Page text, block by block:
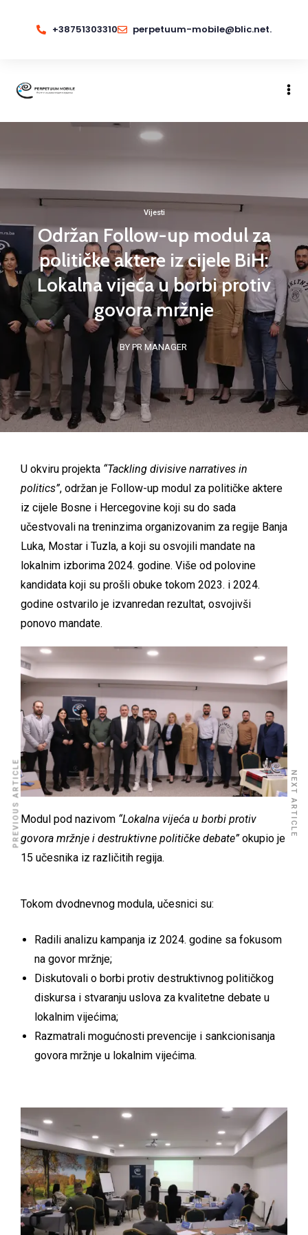
+38751303310 perpetuum-mobile@blic.net.
Vijesti
Održan Follow-up modul za
političke aktere iz cijele BiH:
Lokalna vijeća u borbi protiv
govora mržnje
BY PR MANAGER
U okviru projekta “Tackling divisive narratives in
politics”, održan je Follow-up modul za političke aktere
iz cijele Bosne i Hercegovine koji su do sada
učestvovali na treninzima organizovanim za regije Banja
Luka, Mostar i Tuzla, a koji su osvojili mandate na
lokalnim izborima 2024. godine. Više od polovine
kandidata koji su prošli obuke tokom 2023. i 2024.
godine ostvarilo je izvanredan rezultat, osvojivši
ponovo mandate.
Modul pod nazivom “Lokalna vijeća u borbi protiv
govora mržnje i destruktivne političke debate”okupio je
15 učesnika iz različitih regija.
Tokom dvodnevnog modula, učesnici su:
Radili analizu kampanja iz 2024. godine sa fokusom
na govor mržnje;
Diskutovali o borbi protiv destruktivnog političkog
diskursa i stvaranju uslova za kvalitetne debate u
lokalnim vijećima;
Razmatrali mogućnosti prevencije i sankcionisanja
govora mržnje u lokalnim vijećima.
PREVIOUS ARTICLE NEXT ARTICLE